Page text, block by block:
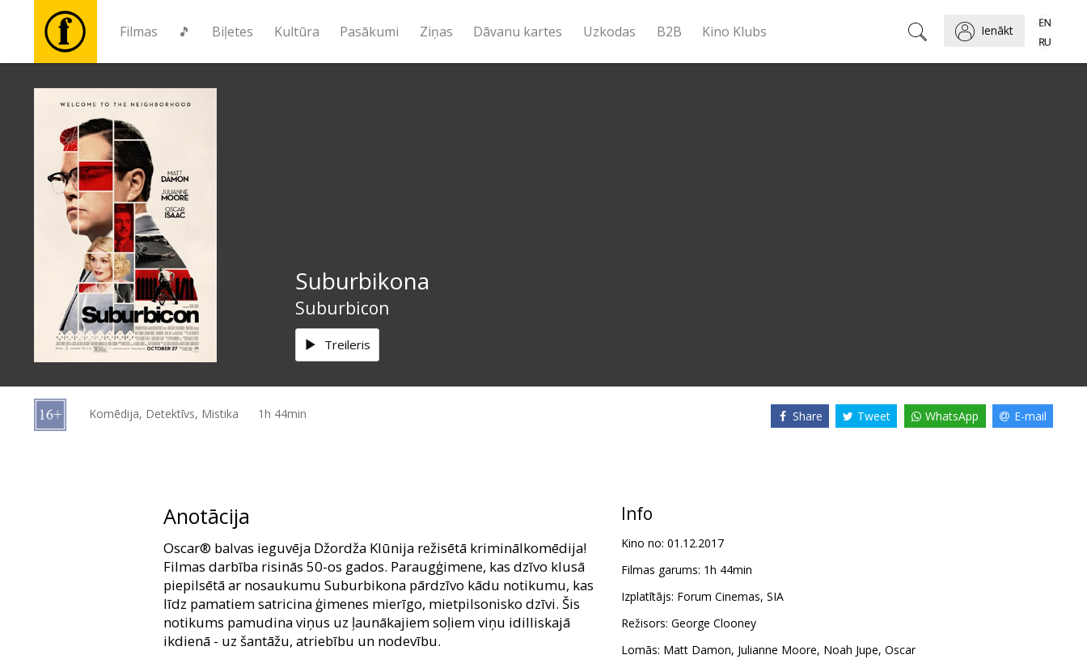
Filmas 🎵 Biļetes Kultūra Pasākumi Ziņas Dāvanu kartes Uzkodas B2B Kino Klubs Ienākt
Filmas
Biļetes
Kultūra
Pasākumi
Ziņas
kartes
Suburbikona
Suburbicon
Treileris
Komēdija, Detektīvs, Mistika 1h 44min Share Tweet WhatsApp E-mail
Anotācija
Oscar® balvas ieguvēja Džordža Klūnija režisētā kriminālkomēdija!
Filmas darbība risinās 50-os gados. Paraugģimene, kas dzīvo klusā
piepilsētā ar nosaukumu Suburbikona pārdzīvo kādu notikumu, kas
līdz pamatiem satricina ģimenes mierīgo, mietpilsonisko dzīvi. Šis
notikums pamudina viņus uz ļaunākajiem soļiem viņu idilliskajā
ikdienā - uz šantāžu, atriebību un nodevību.
Info
Kino no: 01.12.2017
Filmas garums: 1h 44min
Izplatītājs: Forum Cinemas, SIA
Režisors: George Clooney
Lomās: Matt Damon, Julianne Moore, Noah Jupe, Oscar